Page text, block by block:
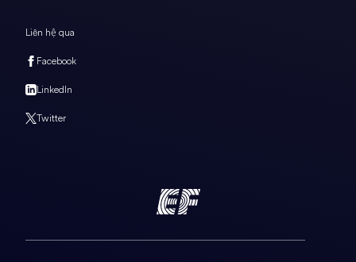
Liên hệ qua
Facebook
LinkedIn
Twitter